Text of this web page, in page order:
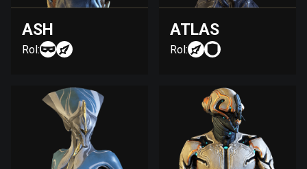
ASH
Rol:
ATLAS
Rol: